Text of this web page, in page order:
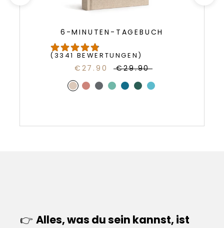
6-MINUTEN-TAGEBUCH
(3341 BEWERTUNGEN)
€27.90 €29.90
👉 Alles, was du sein kannst, ist